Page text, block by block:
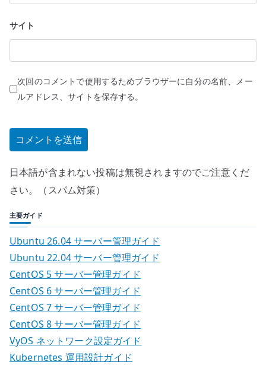
サイト
次回のコメントで使用するためブラウザーに自分の名前、メー
ルアドレス、サイトを保存する。
日本語が含まれない投稿は無視されますのでご注意くだ
さい。（スパム対策）
主要ガイド
Ubuntu 26.04 サーバー管理ガイド
Ubuntu 22.04 サーバー管理ガイド
CentOS 5 サーバー管理ガイド
CentOS 6 サーバー管理ガイド
CentOS 7 サーバー管理ガイド
CentOS 8 サーバー管理ガイド
VyOS ネットワーク設定ガイド
Kubernetes 運用設計ガイド